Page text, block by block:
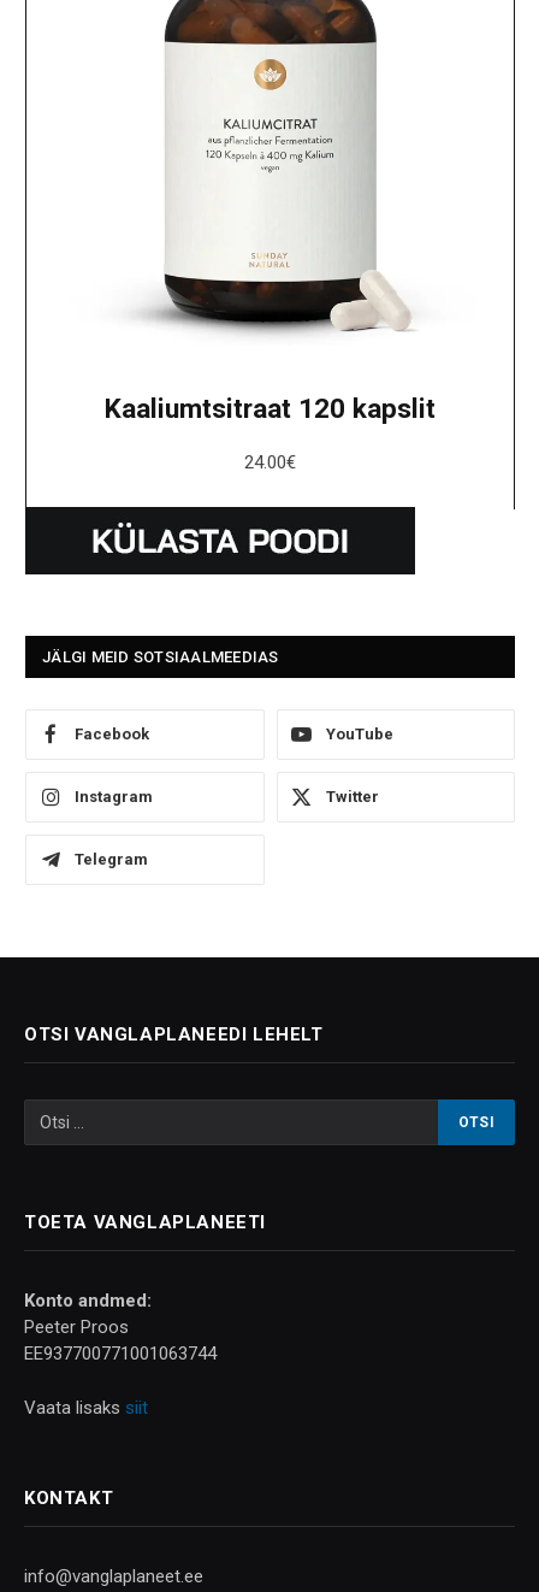
Kaaliumtsitraat 120 kapslit
24.00€
JÄLGI MEID SOTSIAALMEEDIAS
Facebook YouTube
Instagram Twitter
Telegram
OTSI VANGLAPLANEEDI LEHELT
TOETA VANGLAPLANEETI
Konto andmed:
Peeter Proos
EE937700771001063744
Vaata lisaks siit
KONTAKT
info@vanglaplaneet.ee